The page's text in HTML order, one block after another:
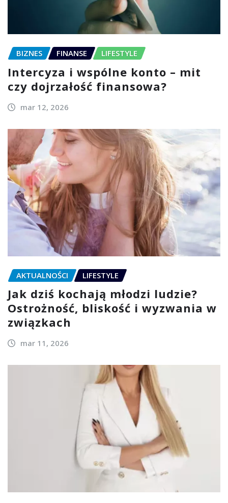
BIZNES FINANSE LIFESTYLE
Intercyza i wspólne konto – mit
czy dojrzałość finansowa?
mar 12, 2026
AKTUALNOŚCI LIFESTYLE
Jak dziś kochają młodzi ludzie?
Ostrożność, bliskość i wyzwania w
związkach
mar 11, 2026